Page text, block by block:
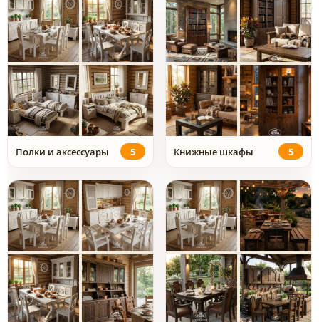
Полки и аксессуары 5 Книжные шкафы 5